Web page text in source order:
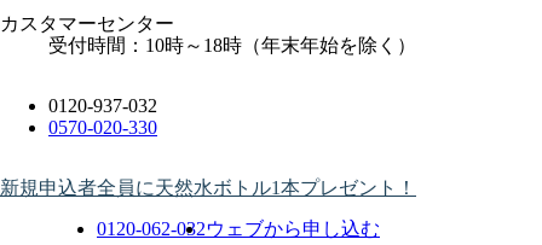
カスタマーセンター
受付時間：10時～18時（年末年始を除く）
0120-937-032
0570-020-330
新規申込者全員に天然水ボトル1本プレゼント！
0120-062-032ウェブから申し込む